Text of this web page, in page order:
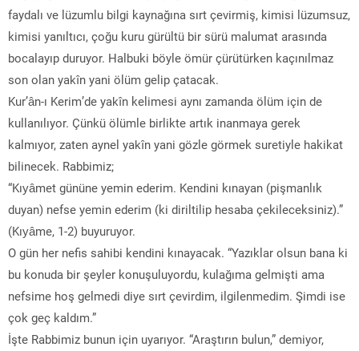
faydalı ve lüzumlu bilgi kaynağına sırt çevirmiş, kimisi lüzumsuz,
kimisi yanıltıcı, çoğu kuru gürültü bir sürü malumat arasında
bocalayıp duruyor. Halbuki böyle ömür çürütürken kaçınılmaz
son olan yakîn yani ölüm gelip çatacak.
Kur’ân-ı Kerim’de yakîn kelimesi aynı zamanda ölüm için de
kullanılıyor. Çünkü ölümle birlikte artık inanmaya gerek
kalmıyor, zaten aynel yakîn yani gözle görmek suretiyle hakikat
bilinecek. Rabbimiz;
“Kıyâmet gününe yemin ederim. Kendini kınayan (pişmanlık
duyan) nefse yemin ederim (ki diriltilip hesaba çekileceksiniz).”
(Kıyâme, 1-2) buyuruyor.
O gün her nefis sahibi kendini kınayacak. “Yazıklar olsun bana ki
bu konuda bir şeyler konuşuluyordu, kulağıma gelmişti ama
nefsime hoş gelmedi diye sırt çevirdim, ilgilenmedim. Şimdi ise
çok geç kaldım.”
İşte Rabbimiz bunun için uyarıyor. “Araştırın bulun,” demiyor,